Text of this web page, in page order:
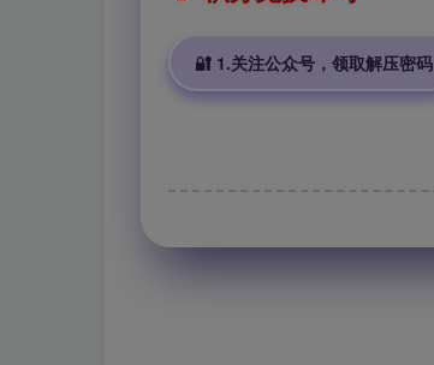
🔐 1.关注公众号，领取解压密码